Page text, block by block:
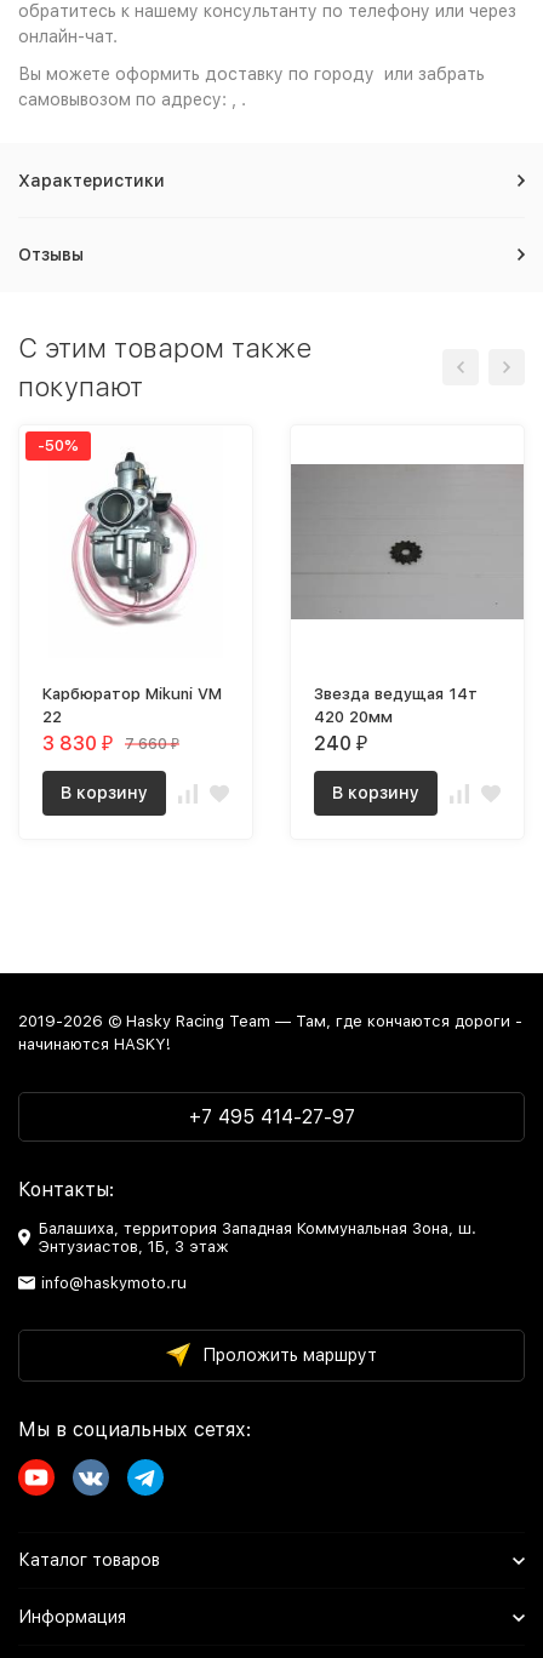
обратитесь к нашему консультанту по телефону или через
онлайн-чат.
Вы можете оформить доставку по городу или забрать
самовывозом по адресу: , .
Характеристики
Отзывы
C этим товаром также
покупают
-50%
Карбюратор Mikuni VM
22
3 830 ₽ 7 660₽
В корзину
Звезда ведущая 14т
420 20мм
240 ₽
В корзину
2019-2026 © Hasky Racing Team — Там, где кончаются дороги -
начинаются HASKY!
+7 495 414-27-97
Контакты:
Балашиха, территория Западная Коммунальная Зона, ш.
Энтузиастов, 1Б, 3 этаж
info@haskymoto.ru
Проложить маршрут
Мы в социальных сетях:
Каталог товаров
Информация